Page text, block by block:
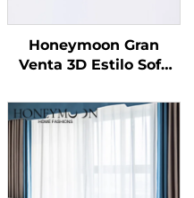
Honeymoon Gran
Venta 3D Estilo Sofá
Fundas de Almohadón
para el Hogar para